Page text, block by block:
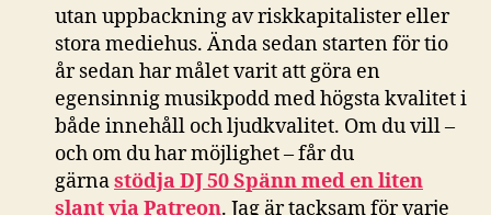
utan uppbackning av riskkapitalister eller
stora mediehus. Ända sedan starten för tio
år sedan har målet varit att göra en
egensinnig musikpodd med högsta kvalitet i
både innehåll och ljudkvalitet. Om du vill –
och om du har möjlighet – får du
gärnastödja DJ 50 Spänn med en liten
slant via Patreon. Jag är tacksam för varje